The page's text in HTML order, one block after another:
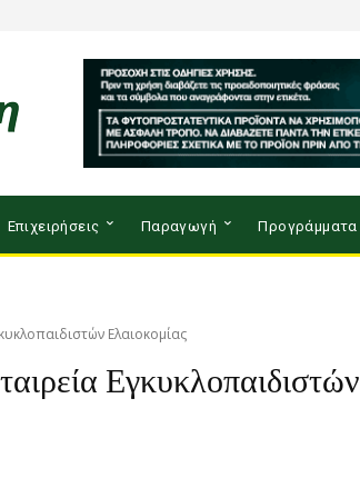
Επιχειρήσεις Παραγωγή Προγράμματα
Ελαιοκομίας
Εγκυκλοπαιδιστών